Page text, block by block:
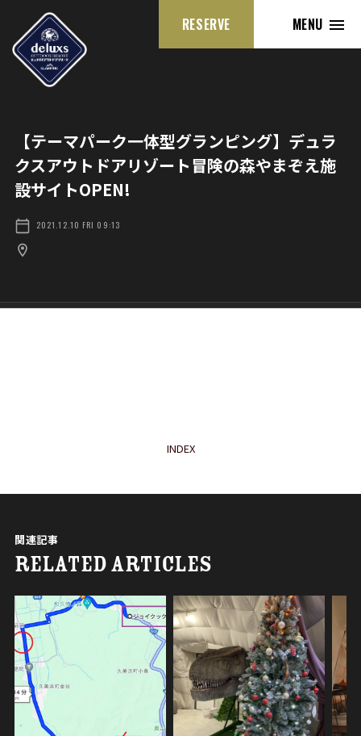
RESERVE MENU
【テーマパーク一体型グランピング】デュラ
クスアウトドアリゾート冒険の森やまぞえ施
設サイトOPEN!
2021.12.10 FRI 09:13
INDEX
関連記事
RELATED ARTICLES